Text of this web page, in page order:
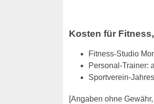
Kosten für
Fitness-Studio
Personal-Trainer:
Sportverein-
[Angaben ohne